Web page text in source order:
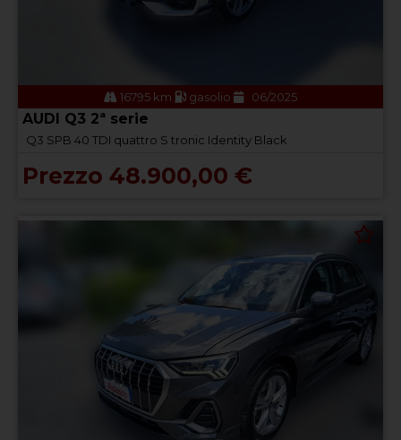
16795 km gasolio 06/2025
AUDI Q3 2ª serie
Q3 SPB 40 TDI quattro S tronic Identity Black
Prezzo 48.900,00 €